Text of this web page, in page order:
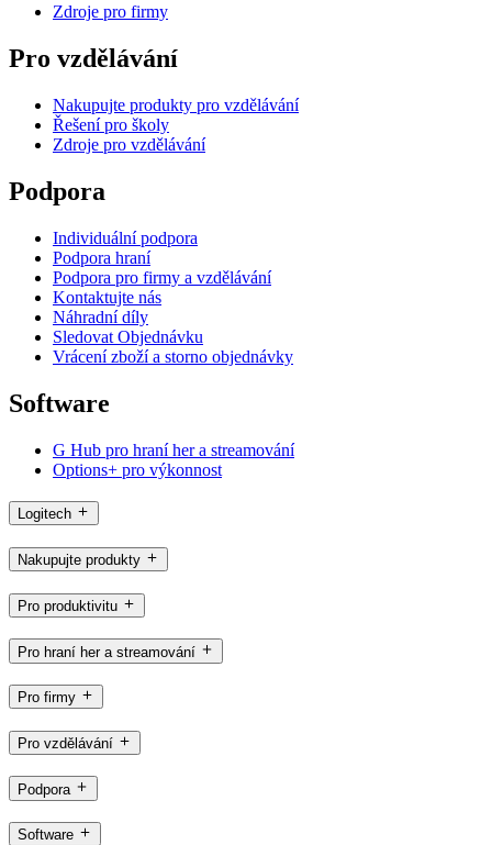
Zdroje pro firmy
Pro vzdělávání
Nakupujte produkty pro vzdělávání
Řešení pro školy
Zdroje pro vzdělávání
Podpora
Individuální podpora
Podpora hraní
Podpora pro firmy a vzdělávání
Kontaktujte nás
Náhradní díly
Sledovat Objednávku
Vrácení zboží a storno objednávky
Software
G Hub pro hraní her a streamování
Options+ pro výkonnost
Logitech
Nakupujte produkty
Pro produktivitu
Pro hraní her a streamování
Pro firmy
Pro vzdělávání
Podpora
Software